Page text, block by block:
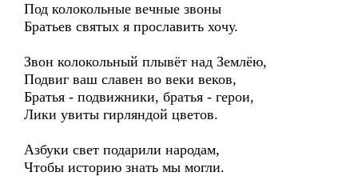
Под колокольные вечные звоны
Братьев святых я прославить хочу.
Звон колокольный плывёт над Землёю,
Подвиг ваш славен во веки веков,
Братья - подвижники, братья - герои,
Лики увиты гирляндой цветов.
Азбуки свет подарили народам,
Чтобы историю знать мы могли.